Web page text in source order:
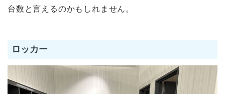
台数と言えるのかもしれません。
ロッカー